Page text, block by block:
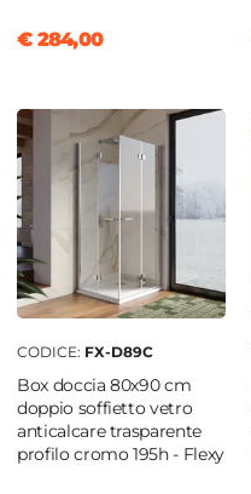
€ 284,00
CODICE: FX-D89C
Box doccia 80x90 cm
doppio soffietto vetro
anticalcare trasparente
profilo cromo 195h - Flexy